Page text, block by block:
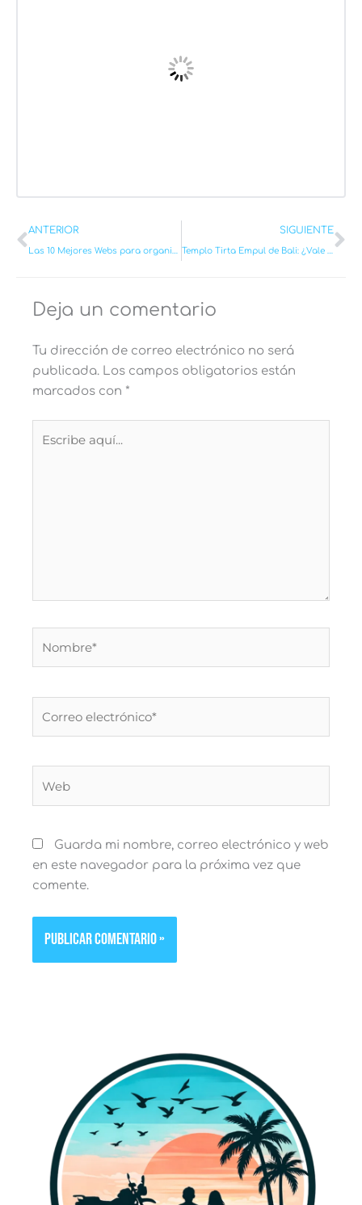
Ant
ANTERIOR
Las 10 Mejores Webs para organizar un viaje por libre [INCLUYE DESCUENTOS]
SIGUIENTE
Templo Tirta Empul de Bali: ¿Vale la pena? ¿Está muy masificado? [2026]
Deja un comentario
Tu dirección de correo electrónico no será
publicada. Los campos obligatorios están
marcados con *
Guarda mi nombre, correo electrónico y web
en este navegador para la próxima vez que
comente.